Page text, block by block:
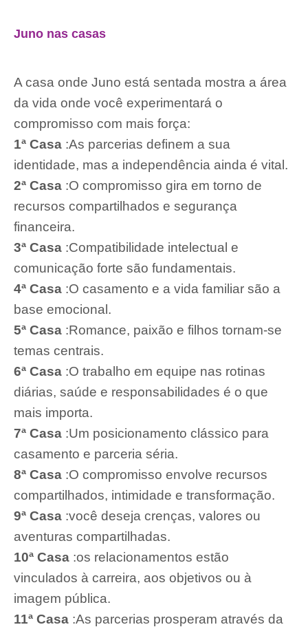
Juno nas casas
A casa onde Juno está sentada mostra a área
da vida onde você experimentará o
compromisso com mais força:
1ª Casa :As parcerias definem a sua
identidade, mas a independência ainda é vital.
2ª Casa :O compromisso gira em torno de
recursos compartilhados e segurança
financeira.
3ª Casa :Compatibilidade intelectual e
comunicação forte são fundamentais.
4ª Casa :O casamento e a vida familiar são a
base emocional.
5ª Casa :Romance, paixão e filhos tornam-se
temas centrais.
6ª Casa :O trabalho em equipe nas rotinas
diárias, saúde e responsabilidades é o que
mais importa.
7ª Casa :Um posicionamento clássico para
casamento e parceria séria.
8ª Casa :O compromisso envolve recursos
compartilhados, intimidade e transformação.
9ª Casa :você deseja crenças, valores ou
aventuras compartilhadas.
10ª Casa :os relacionamentos estão
vinculados à carreira, aos objetivos ou à
imagem pública.
11ª Casa :As parcerias prosperam através da